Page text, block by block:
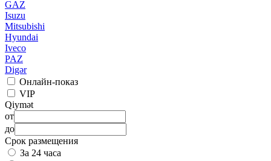
GAZ
Isuzu
Mitsubishi
Hyundai
Iveco
PAZ
Digər
Онлайн-показ
VIP
Qiymət
от
до
Срок размещения
За 24 часа